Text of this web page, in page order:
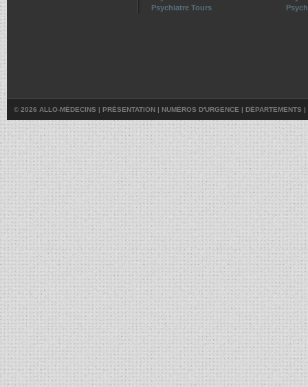
Psychiatre Tours
© 2026 ALLO-MÉDECINS | PRÉSENTATION | NUMÉROS D'URGENCE | DÉPARTEMENTS |